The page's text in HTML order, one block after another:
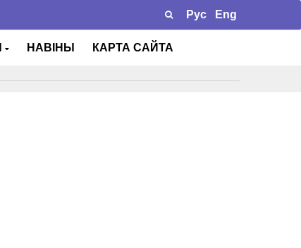
Рус Eng
НАВІНЫ КАРТА САЙТА